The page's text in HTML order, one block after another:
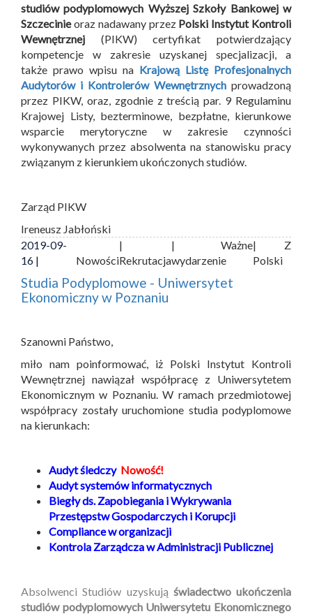
studiów podyplomowych Wyższej Szkoły Bankowej w
Szczecinieoraz nadawany przez Polski Instytut Kontroli
Wewnętrznej (PIKW) certyfikat potwierdzający
kompetencje w zakresie uzyskanej specjalizacji, a
także prawo wpisu na Krajową Listę Profesjonalnych
Audytorów i Kontrolerów Wewnętrznych prowadzoną
przez PIKW, oraz, zgodnie z treścią par. 9 Regulaminu
Krajowej Listy, bezterminowe, bezpłatne, kierunkowe
wsparcie merytoryczne w zakresie czynności
wykonywanych przez absolwenta na stanowisku pracy
związanym z kierunkiem ukończonych studiów.
Zarząd PIKW
Ireneusz Jabłoński
2019-09-
16 |
Nowości
|
Rekrutacja
| Ważne
wydarzenie
| Z
Polski
Studia Podyplomowe - Uniwersytet
Ekonomiczny w Poznaniu
Szanowni Państwo,
miło nam poinformować, iż Polski Instytut Kontroli
Wewnętrznej nawiązał współpracę z Uniwersytetem
Ekonomicznym w Poznaniu. W ramach przedmiotowej
współpracy zostały uruchomione studia podyplomowe
na kierunkach:
Audyt śledczy Nowość!
Audyt systemów informatycznych
Biegły ds. Zapobiegania i Wykrywania
Przestępstw Gospodarczych i Korupcji
Compliance w organizacji
Kontrola Zarządcza w Administracji Publicznej
Absolwenci Studiów uzyskują świadectwo ukończenia
studiów podyplomowych Uniwersytetu Ekonomicznego